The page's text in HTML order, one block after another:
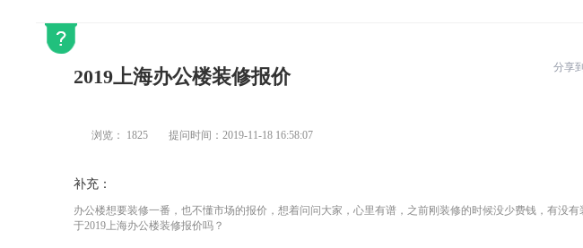
2019上海办公楼装修报价 分享
浏览： 1825 提问时间：2019-11-18 16:58:07
补充：
办公楼想要装修一番，也不懂市场的报价，想着问问大家，心里有谱，之前刚装修的时候没少费钱，有没
于2019上海办公楼装修报价吗？